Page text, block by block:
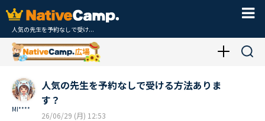
人気の先生を予約なしで受け...
MI****
人気の先生を予約なしで受ける方法ありま
す？
26/06/29 (月) 12:53